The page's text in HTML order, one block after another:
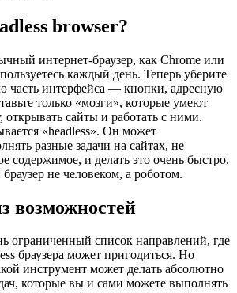
browser?
интернет-браузер, как Chrome или
каждый день. Теперь уберите
часть интерфейса — кнопки, адресную
только «мозги», которые умеют
открывать сайты и работать с ними.
«headless». Он может
разные задачи на сайтах, не
содержимое, и делать это очень быстро.
не человеком, а роботом.
возможностей
ограниченный список направлений, где
браузера может пригодиться. Но
инструмент может делать абсолютно
которые вы и сами можете выполнять